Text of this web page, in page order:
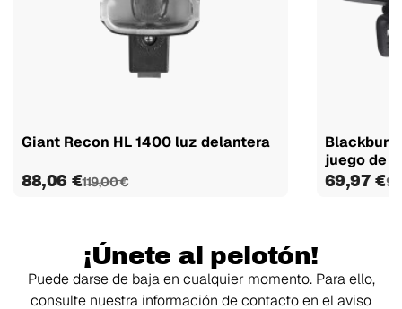
Giant Recon HL 1400 luz delantera
88,06 €119,00 €
Blackburn
juego de
69,97 €
¡Únete al pelotón!
Puede darse de baja en cualquier momento. Para ello,
consulte nuestra información de contacto en el aviso